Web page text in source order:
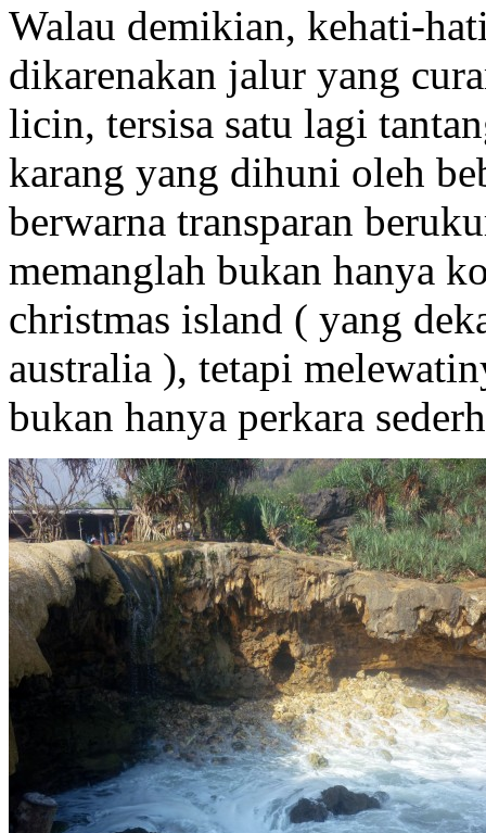
Walau demikian, kehati-
dikarenakan jalur yang
licin, tersisa satu lagi
karang yang dihuni oleh
berwarna transparan
memanglah bukan hanya
christmas island ( yang
australia ), tetapi
bukan hanya perkara